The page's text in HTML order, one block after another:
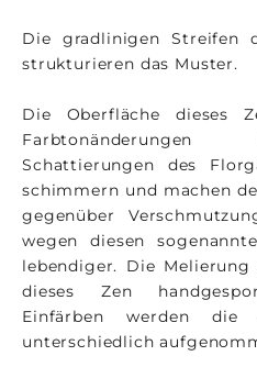
Die gradlinigen Streifen
strukturieren das Muster.
Die Oberfläche dieses
Schattierungen des
schimmern und machen
gegenüber
wegen diesen
lebendiger. Die
dieses Zen
Einfärben werden die
unterschiedlich